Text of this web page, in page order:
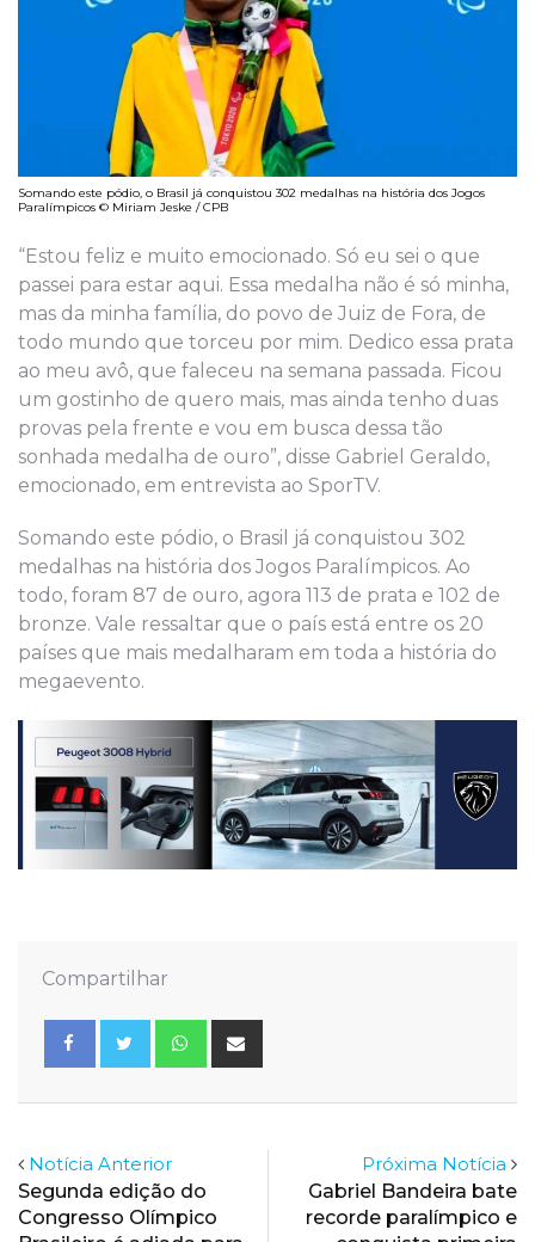
Somando este pódio, o Brasil já conquistou 302 medalhas na história dos Jogos
Paralímpicos © Miriam Jeske / CPB
“Estou feliz e muito emocionado. Só eu sei o que
passei para estar aqui. Essa medalha não é só minha,
mas da minha família, do povo de Juiz de Fora, de
todo mundo que torceu por mim. Dedico essa prata
ao meu avô, que faleceu na semana passada. Ficou
um gostinho de quero mais, mas ainda tenho duas
provas pela frente e vou em busca dessa tão
sonhada medalha de ouro”, disse Gabriel Geraldo,
emocionado, em entrevista ao SporTV.
Somando este pódio, o Brasil já conquistou 302
medalhas na história dos Jogos Paralímpicos. Ao
todo, foram 87 de ouro, agora 113 de prata e 102 de
bronze. Vale ressaltar que o país está entre os 20
países que mais medalharam em toda a história do
megaevento.
Compartilhar
Whatsapp
Notícia Anterior
Segunda edição do
Congresso Olímpico
Próxima Notícia
Gabriel Bandeira bate
recorde paralímpico e